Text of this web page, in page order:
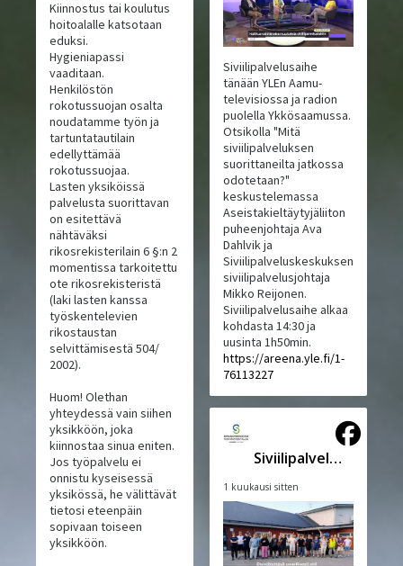
Kiinnostus tai koulutus
hoitoalalle katsotaan
eduksi.
Hygieniapassi
vaaditaan.
Henkilöstön
rokotussuojan osalta
noudatamme työn ja
tartuntatautilain
edellyttämää
rokotussuojaa.
Lasten yksiköissä
palvelusta suorittavan
on esitettävä
nähtäväksi
rikosrekisterilain 6 §:n 2
momentissa tarkoitettu
ote rikosrekisteristä
(laki lasten kanssa
työskentelevien
rikostaustan
selvittämisestä 504/
2002).
Huom! Olethan
yhteydessä vain siihen
yksikköön, joka
kiinnostaa sinua eniten.
Jos työpalvelu ei
onnistu kyseisessä
yksikössä, he välittävät
tietosi eteenpäin
sopivaan toiseen
yksikköön.
Siviilipalvelusaihe
tänään YLEn Aamu-
televisiossa ja radion
puolella Ykkösaamussa.
Otsikolla "Mitä
siviilipalveluksen
suorittaneilta jatkossa
odotetaan?"
keskustelemassa
Aseistakieltäytyjäliiton
puheenjohtaja Ava
Dahlvik ja
Siviilipalveluskeskuksen
siviilipalvelusjohtaja
Mikko Reijonen.
Siviilipalvelusaihe alkaa
kohdasta 14:30 ja
uusinta 1h50min.
https://areena.yle.fi/1-
76113227
Siviilipalveluskeskus
1 kuukausi sitten